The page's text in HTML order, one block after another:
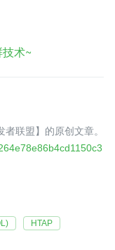
术~
联盟】的原创文章。
HTAP